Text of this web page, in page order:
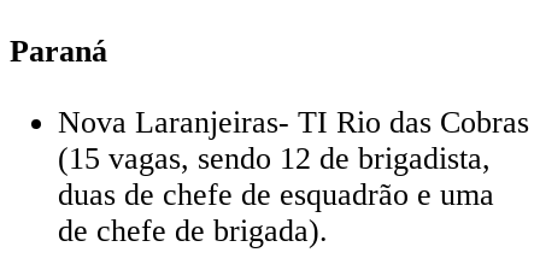
Paraná
Nova Laranjeiras- TI Rio das Cobras
(15 vagas, sendo 12 de brigadista,
duas de chefe de esquadrão e uma
de chefe de brigada).